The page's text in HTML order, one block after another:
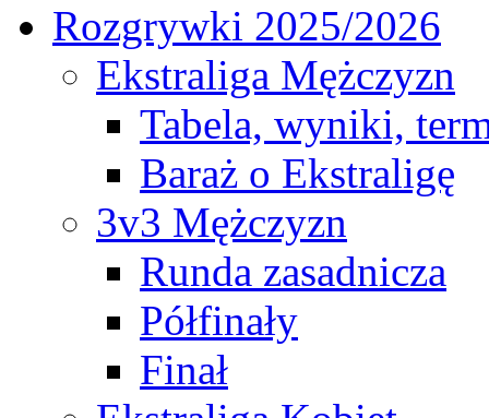
Rozgrywki 2025/2026
Ekstraliga Mężczyzn
Tabela, wyniki,
Baraż o Ekstraligę
3v3 Mężczyzn
Runda zasadnicza
Półfinały
Finał